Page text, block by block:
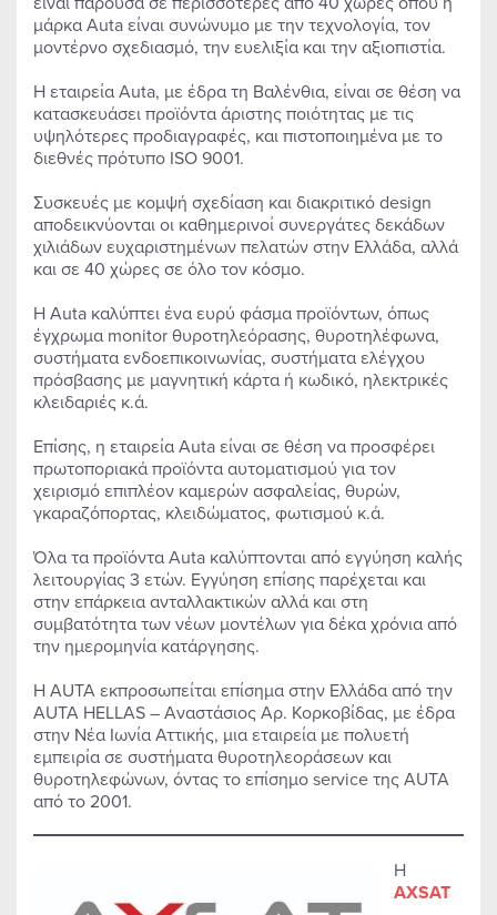
μάρκα Auta είναι συνώνυμο με την τεχνολογία, τον
μοντέρνο σχεδιασμό, την ευελιξία και την αξιοπιστία.
Η εταιρεία Auta, με έδρα τη Βαλένθια, είναι σε θέση να
κατασκευάσει προϊόντα άριστης ποιότητας με τις
υψηλότερες προδιαγραφές, και πιστοποιημένα με το
διεθνές πρότυπο ISO 9001.
Συσκευές με κομψή σχεδίαση και διακριτικό design
αποδεικνύονται οι καθημερινοί συνεργάτες δεκάδων
χιλιάδων ευχαριστημένων πελατών στην Ελλάδα, αλλά
και σε 40 χώρες σε όλο τον κόσμο.
Η Auta καλύπτει ένα ευρύ φάσμα προϊόντων, όπως
έγχρωμα monitor θυροτηλεόρασης, θυροτηλέφωνα,
συστήματα ενδοεπικοινωνίας, συστήματα ελέγχου
πρόσβασης με μαγνητική κάρτα ή κωδικό, ηλεκτρικές
κλειδαριές κ.ά.
Επίσης, η εταιρεία Auta είναι σε θέση να προσφέρει
πρωτοποριακά προϊόντα αυτοματισμού για τον
χειρισμό επιπλέον καμερών ασφαλείας, θυρών,
γκαραζόπορτας, κλειδώματος, φωτισμού κ.ά.
Όλα τα προϊόντα Auta καλύπτονται από εγγύηση καλής
λειτουργίας 3 ετών. Εγγύηση επίσης παρέχεται και
στην επάρκεια ανταλλακτικών αλλά και στη
συμβατότητα των νέων μοντέλων για δέκα χρόνια από
την ημερομηνία κατάργησης.
Η AUTA εκπροσωπείται επίσημα στην Ελλάδα από την
AUTA HELLAS – Αναστάσιος Αρ. Κορκοβίδας, με έδρα
στην Νέα Ιωνία Αττικής, μια εταιρεία με πολυετή
εμπειρία σε συστήματα θυροτηλεοράσεων και
θυροτηλεφώνων, όντας το επίσημο service της AUTA
από το 2001.
Η
AXSAT